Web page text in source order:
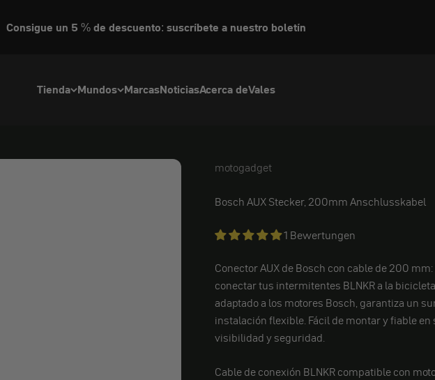
Consigue un 5 % de descuento: suscríbete a nuestro boletín
Tienda Mundos MarcasNoticiasAcerca deVales
motogadget
motogadget
Bosch AUX Stecker, 200mm Anschlusskabel
1 Bewertungen
Conector AUX de Bosch con cable de 200
conectar tus intermitentes BLNKR a la
adaptado a los motores Bosch, garantiza un
instalación flexible. Fácil de montar y fiable en
visibilidad y seguridad.
Cable de conexión BLNKR compatible con